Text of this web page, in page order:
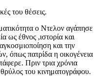
του θέσεις.
ο Ντελον αγάπησε
ως έθνος ,ιστορία και
και την
όπως πατρίδα η οικογένεια
Πριν τρια χρόνια
του κινηματογράφου.